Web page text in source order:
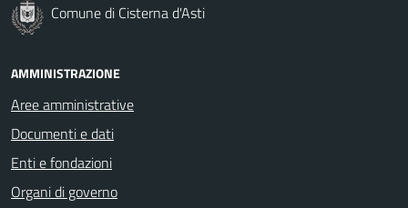
Comune di Cisterna d'Asti
AMMINISTRAZIONE
Aree amministrative
Documenti e dati
Enti e fondazioni
Organi di governo